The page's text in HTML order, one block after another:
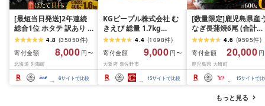
[最短当日発送]2年連続
総合1位 ホタテ 訳あり (
ふるさと納税 ほたて ふ
るさと納税 訳あり 帆立
ふるさと わけあり ホタ
テ貝柱 貝 人気 不揃い 刺
身 規格外 魚介 ランキン
グ 海鮮 冷凍 発送時期が
4.8 (35050件)
寄付金額
8,000 円〜
北海道 別海町
6サイトで比較
KGピープル株式会社 む
きえび 総量 1.7kg
(850g×2P) 特大 5Lサイ
ズ バナメイエビ バラ凍
結 下処理不要 サイズ不
揃い 訳あり
4.4 (1098件)
寄付金額
9,000 円〜
大阪府 泉佐野市
15サイトで比較
[数量限定]鹿児島県産
なぎ長蒲焼6尾 (合計
600g以上)4.6 (9595件)
寄付金額
20,000
鹿児島県 大崎町
15サイトで
もっと見る